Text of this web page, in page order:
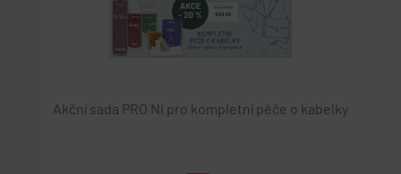
Akční sada PRO NI pro kompletní péče o kabelky